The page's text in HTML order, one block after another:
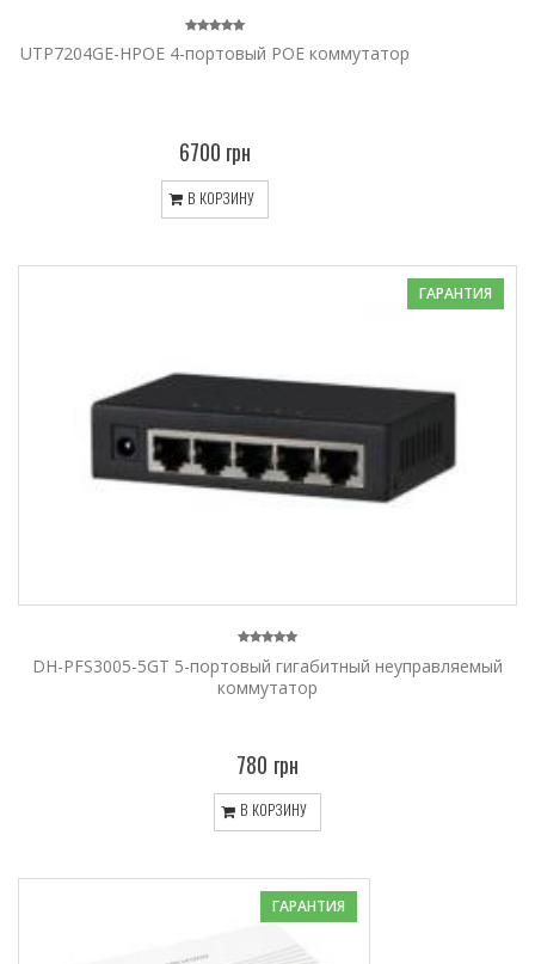
UTP7204GE-HPOE 4-портовый POE коммутатор
6700 грн
В КОРЗИНУ
ГАРАНТИЯ
DH-PFS3005-5GT 5-портовый гигабитный неуправляемый
коммутатор
780 грн
В КОРЗИНУ
ГАРАНТИЯ